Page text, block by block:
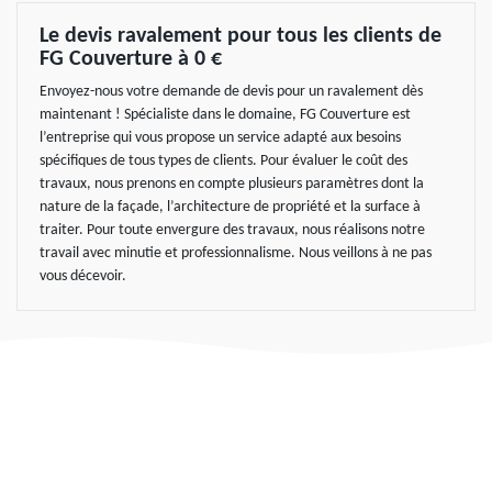
Le devis ravalement pour tous les clients de
FG Couverture à 0 €
Envoyez-nous votre demande de devis pour un ravalement dès
maintenant ! Spécialiste dans le domaine, FG Couverture est
l’entreprise qui vous propose un service adapté aux besoins
spécifiques de tous types de clients. Pour évaluer le coût des
travaux, nous prenons en compte plusieurs paramètres dont la
nature de la façade, l’architecture de propriété et la surface à
traiter. Pour toute envergure des travaux, nous réalisons notre
travail avec minutie et professionnalisme. Nous veillons à ne pas
vous décevoir.